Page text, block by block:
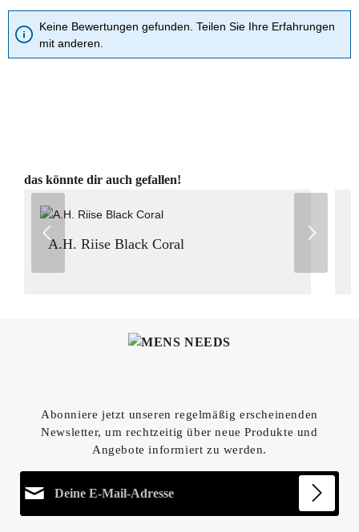
Keine Bewertungen gefunden. Teilen Sie Ihre Erfahrungen
mit anderen.
Produktgalerie überspringen
das könnte dir auch gefallen!
A.H. Riise Black Coral
Abonniere jetzt unseren regelmäßig erscheinenden
Newsletter, um rechtzeitig über neue Produkte und
Angebote informiert zu werden.